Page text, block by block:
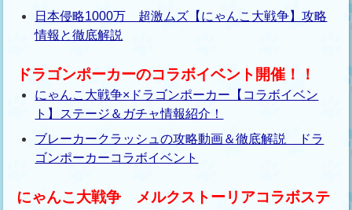
日本侵略1000万 超激ムズ【にゃんこ大戦争】攻略
情報と徹底解説
ドラゴンポーカーのコラボイベント開催！！
にゃんこ大戦争×ドラゴンポーカー【コラボイベン
ト】ステージ＆ガチャ情報紹介！
ブレーカークラッシュの攻略動画＆徹底解説 ドラ
ゴンポーカーコラボイベント
にゃんこ大戦争 メルクストーリアコラボステ